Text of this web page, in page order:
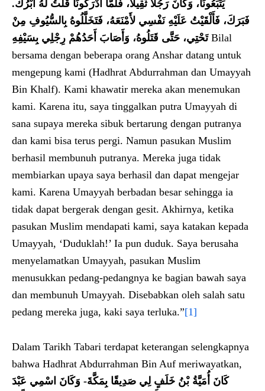
يَتْبَعُونَا، وَكَانَ رَجُلاً ثَقِيلاً، فَلَمَّا أَدْرَكُونَا قُلْتُ لَهُ ابْرُكْ‏.‏
فَبَرَكَ، فَأَلْقَيْتُ عَلَيْهِ نَفْسِي لأَمْنَعَهُ، فَتَخَلَّلُوهُ بِالسُّيُوفِ مِنْ
تَحْتِي، حَتَّى قَتَلُوهُ، وَأَصَابَ أَحَدُهُمْ رِجْلِي بِسَيْفِهِBilal
bersama dengan beberapa orang Anshar datang untuk
mengepung kami (Hadhrat Abdurrahman dan Umayyah
Bin Khalf). Kami khawatir mereka akan menemukan
kami. Karena itu, saya tinggalkan putra Umayyah di
sana supaya mereka sibuk bertarung dengan putranya
dan kami bisa terus pergi. Namun pasukan Muslim
berhasil membunuh putranya. Mereka juga tidak
membiarkan upaya saya berhasil dan dapat mengejar
kami. Karena Umayyah berbadan besar sehingga ia
tidak dapat bergerak dengan gesit. Akhirnya, ketika
pasukan Muslim mendapati kami, saya katakan kepada
Umayyah, ‘Duduklah!’ Ia pun duduk. Saya berusaha
menyelamatkan Umayyah, pasukan Muslim
menusukkan pedang-pedangnya ke bagian bawah saya
dan membunuh Umayyah. Disebabkan oleh salah satu
pedang mereka juga, kaki saya terluka.”[1]
Dalam Tarikh Tabari terdapat keterangan selengkapnya
bahwa Hadhrat Abdurrahman Bin Auf meriwayatkan,
كَانَ أُمَيَّةُ بْنُ خَلَفٍ لِي صَدِيقًا بِمَكَّةَ- وَكَانَ اسْمِي عَبْدَ